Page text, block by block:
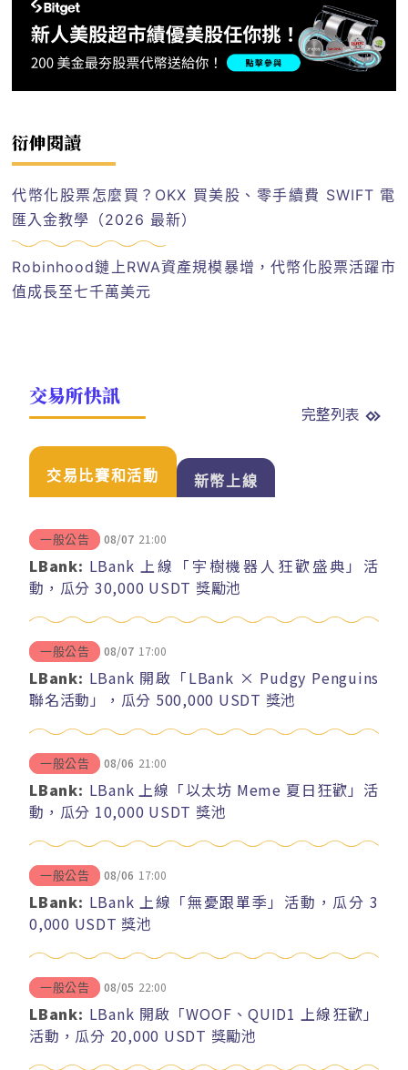
衍伸閱讀
代幣化股票怎麼買？OKX 買美股、零手續費 SWIFT 電
匯入金教學（2026 最新）
Robinhood鏈上RWA資產規模暴增，代幣化股票活躍市
值成長至七千萬美元
交易所快訊
完整列表
交易比賽和活動 新幣上線
一般公告 08/07 21:00
LBank: LBank 上線「宇樹機器人狂歡盛典」活
動，瓜分 30,000 USDT 獎勵池
一般公告 08/07 17:00
LBank: LBank 開啟「LBank × Pudgy Penguins
聯名活動」，瓜分 500,000 USDT 獎池
一般公告 08/06 21:00
LBank: LBank 上線「以太坊 Meme 夏日狂歡」活
動，瓜分 10,000 USDT 獎池
一般公告 08/06 17:00
LBank: LBank 上線「無憂跟單季」活動，瓜分 3
0,000 USDT 獎池
一般公告 08/05 22:00
LBank: LBank 開啟「WOOF、QUID1 上線狂歡」
活動，瓜分 20,000 USDT 獎勵池